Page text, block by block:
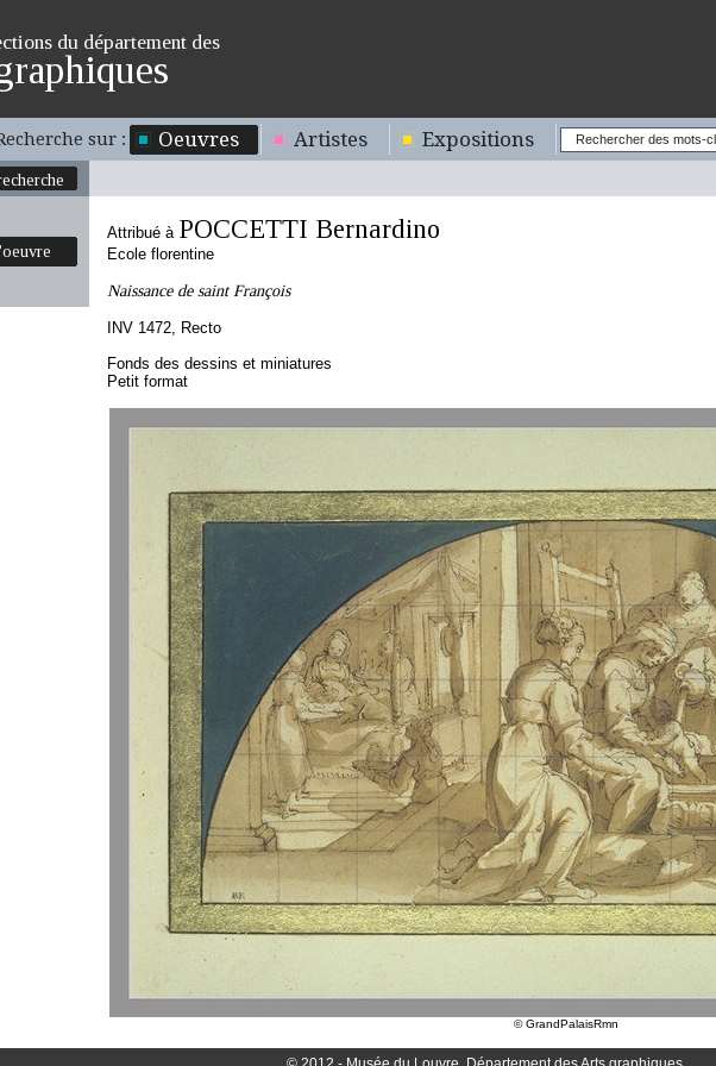
du département des
sur : Oeuvres Artistes Expositions
Attribué à POCCETTI Bernardino
Ecole florentine
Naissance de saint François
INV 1472, Recto
Fonds des dessins et miniatures
Petit format
© GrandPalaisRmn